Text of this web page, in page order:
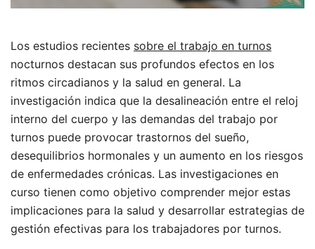
Los estudios recientes sobre el trabajo en turnos
nocturnos destacan sus profundos efectos en los
ritmos circadianos y la salud en general. La
investigación indica que la desalineación entre el reloj
interno del cuerpo y las demandas del trabajo por
turnos puede provocar trastornos del sueño,
desequilibrios hormonales y un aumento en los riesgos
de enfermedades crónicas. Las investigaciones en
curso tienen como objetivo comprender mejor estas
implicaciones para la salud y desarrollar estrategias de
gestión efectivas para los trabajadores por turnos.